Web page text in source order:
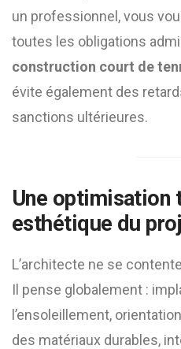
un professionnel, vous
toutes les obligations
construction court de
évite également des
sanctions ultérieures.
Une optimisation
esthétique du
L’architecte ne se
Il pense globalement :
l’ensoleillement,
des matériaux durables,